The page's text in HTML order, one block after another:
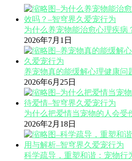
为什么养宠物能治愈心理疾病
2026年7月1日
养宠物真的能缓解心理健康问
2026年6月25日
为什么把爱情当宠物的人会受
2026年2月18日
科学疏导，重塑和谐：宠物行